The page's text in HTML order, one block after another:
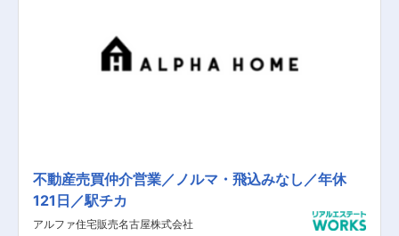
ノベーションを施し再販することができるので、
やりがいを感じて頂けると思います。 ヤマダホー
ルディングスグループとして『高品質』・『リー
不動産売買仲介営業／ノルマ・飛込みなし／年休
121日／駅チカ
アルファ住宅販売名古屋株式会社